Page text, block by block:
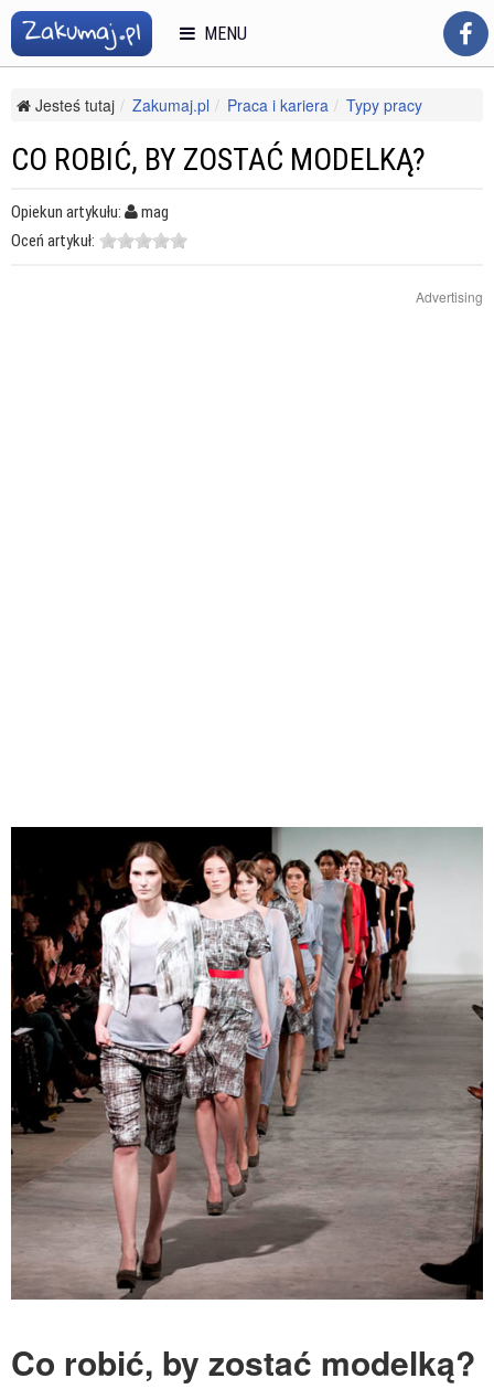
Jesteś tutaj Zakumaj.pl Praca i kariera
Typy pracy
CO ROBIĆ, BY ZOSTAĆ MODELKĄ?
Opiekun artykułu:
mag
Oceń artykuł:
Advertising
Co robić, by zostać modelką?
MENU